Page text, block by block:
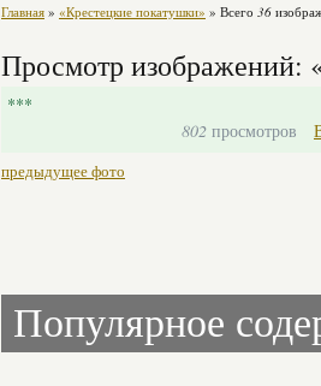
Главная » «Крестецкие покатушки» » Всего 36
Просмотр изображений:
***
802 просмотров
предыдущее фото
Популярное